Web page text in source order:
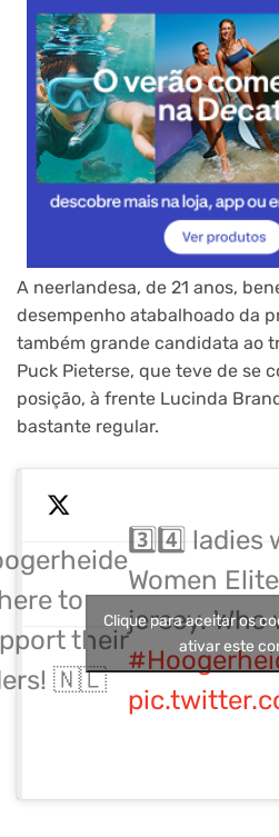
A neerlandesa, de 21 anos,
desempenho atabalhoado da
também grande candidata ao
Puck Pieterse, que teve de se
posição, à frente Lucinda
bastante regular.
to
their
🇳🇱
3️⃣4️⃣
Women
jersey.
Clique para aceitar os
ativar este